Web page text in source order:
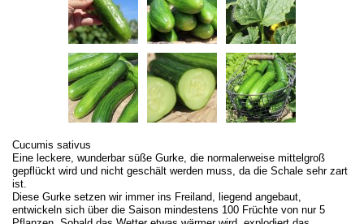
Cucumis sativus
Eine leckere, wunderbar süße Gurke, die normalerweise mittelgroß
gepflückt wird und nicht geschält werden muss, da die Schale sehr zart
ist.
Diese Gurke setzen wir immer ins Freiland, liegend angebaut,
entwickeln sich über die Saison mindestens 100 Früchte von nur 5